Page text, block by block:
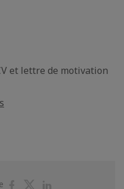
et lettre de motivation
PartagerPartager